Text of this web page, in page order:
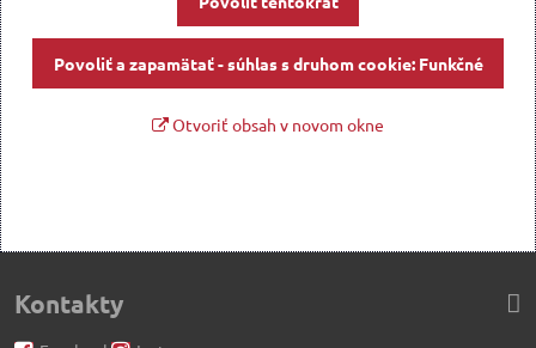
Povoliť a zapamätať - súhlas s druhom cookie: Funkčné
Otvoriť obsah v novom okne
Kontakty